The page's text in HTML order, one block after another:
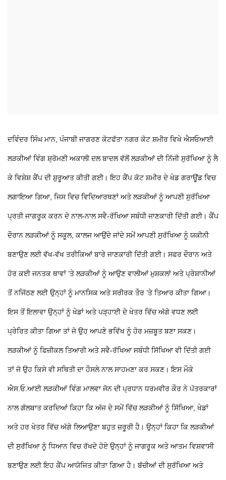
ਦਵਿੰਦਰ ਸਿੰਘ ਮਾਨ, ਪੰਜਾਬੀ ਜਾਗਰਣਕੋਟਫੱਤਾਨਗਰ ਕੋਟ ਸ਼ਮੀਰ ਵਿਖੇ ਐਸਓਆਈ
ਲੜਕੀਆਂ ਵਿੰਗ ਸ਼੍ਰੋਮਣੀ ਅਕਾਲੀ ਦਲ ਬਾਦਲ ਵੱਲੋਂ ਲੜਕੀਆਂ ਦੀ ਨਿੱਜੀ ਸੁਰੱਖਿਆ ਨੂੰ ਲੈ
ਕੇ ਵਿਸ਼ੇਸ਼ ਕੈਂਪ ਦੀ ਸ਼ੁਰੂਆਤ ਕੀਤੀ ਗਈ। ਇਹ ਕੈਂਪ ਕੋਟ ਸ਼ਮੀਰ ਦੇ ਖੇਡ ਗਰਾਊਂਡ ਵਿਚ
ਲਗਾਇਆ ਗਿਆ, ਜਿਸ ਵਿਚ ਵਿਦਿਆਰਥਣਾਂ ਅਤੇ ਲੜਕੀਆਂ ਨੂੰ ਆਪਣੀ ਸੁਰੱਖਿਆ
ਪ੍ਰਤੀ ਜਾਗਰੂਕ ਕਰਨ ਦੇ ਨਾਲ-ਨਾਲ ਸਵੈ-ਰੱਖਿਆ ਸਬੰਧੀ ਜਾਣਕਾਰੀ ਦਿੱਤੀ ਗਈ। ਕੈਂਪ
ਦੌਰਾਨ ਲੜਕੀਆਂ ਨੂੰ ਸਕੂਲ, ਕਾਲਜ ਆਉਂਦੇ ਜਾਂਦੇ ਸਮੇਂ ਆਪਣੀ ਸੁਰੱਖਿਆ ਨੂੰ ਯਕੀਨੀ
ਬਣਾਉਣ ਲਈ ਵੱਖ-ਵੱਖ ਤਰੀਕਿਆਂ ਬਾਰੇ ਜਾਣਕਾਰੀ ਦਿੱਤੀ ਗਈ। ਸਫਰ ਦੌਰਾਨ ਅਤੇ
ਹੋਰ ਕਈ ਜਨਤਕ ਥਾਵਾਂ ’ਤੇ ਲੜਕੀਆਂ ਨੂੰ ਆਉਣ ਵਾਲੀਆਂ ਮੁਸ਼ਕਲਾਂ ਅਤੇ ਪ੍ਰੇਸ਼ਾਨੀਆਂ
ਤੋਂ ਨਜਿੱਠਣ ਲਈ ਉਨ੍ਹਾਂ ਨੂੰ ਮਾਨਸਿਕ ਅਤੇ ਸਰੀਰਕ ਤੌਰ ’ਤੇ ਤਿਆਰ ਕੀਤਾ ਗਿਆ।
ਇਸ ਤੋਂ ਇਲਾਵਾ ਉਨ੍ਹਾਂ ਨੂੰ ਖੇਡਾਂ ਅਤੇ ਪੜ੍ਹਾਈ ਦੇ ਖੇਤਰ ਵਿੱਚ ਅੱਗੇ ਵਧਣ ਲਈ
ਪ੍ਰੇਰਿਤ ਕੀਤਾ ਗਿਆ ਤਾਂ ਜੋ ਉਹ ਆਪਣੇ ਭਵਿੱਖ ਨੂੰ ਹੋਰ ਮਜ਼ਬੂਤ ਬਣਾ ਸਕਣ।
ਲੜਕੀਆਂ ਨੂੰ ਫਿਜ਼ੀਕਲ ਤਿਆਰੀ ਅਤੇ ਸਵੈ-ਰੱਖਿਆ ਸਬੰਧੀ ਸਿੱਖਿਆ ਵੀ ਦਿੱਤੀ ਗਈ
ਤਾਂ ਜੋ ਉਹ ਕਿਸੇ ਵੀ ਸਥਿਤੀ ਦਾ ਹੌਸਲੇ ਨਾਲ ਸਾਹਮਣਾ ਕਰ ਸਕਣ। ਇਸ ਮੌਕੇ
ਐਸ.ਓ.ਆਈ ਲੜਕੀਆਂ ਵਿੰਗ ਮਾਲਵਾ ਜੋਨ ਦੀ ਪ੍ਰਧਾਨ ਧਰਮਵੀਰ ਕੌਰ ਨੇ ਪੱਤਰਕਾਰਾਂ
ਨਾਲ ਗੱਲਬਾਤ ਕਰਦਿਆਂ ਕਿਹਾ ਕਿ ਅੱਜ ਦੇ ਸਮੇਂ ਵਿੱਚ ਲੜਕੀਆਂ ਨੂੰ ਸਿੱਖਿਆ, ਖੇਡਾਂ
ਅਤੇ ਹਰ ਖੇਤਰ ਵਿੱਚ ਅੱਗੇ ਲਿਆਉਣਾ ਬਹੁਤ ਜ਼ਰੂਰੀ ਹੈ। ਉਨ੍ਹਾਂ ਕਿਹਾ ਕਿ ਲੜਕੀਆਂ
ਦੀ ਸੁਰੱਖਿਆ ਨੂੰ ਧਿਆਨ ਵਿਚ ਰੱਖਦੇ ਹੋਏ ਉਨ੍ਹਾਂ ਨੂੰ ਜਾਗਰੂਕ ਅਤੇ ਆਤਮ ਵਿਸ਼ਵਾਸੀ
ਬਣਾਉਣ ਲਈ ਇਹ ਕੈਂਪ ਆਯੋਜਿਤ ਕੀਤਾ ਗਿਆ ਹੈ। ਬੱਚੀਆਂ ਦੀ ਸੁਰੱਖਿਆ ਅਤੇ